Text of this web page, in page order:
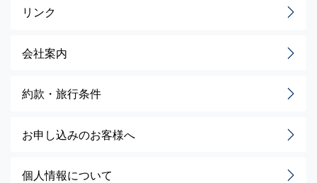
リンク
会社案内
約款・旅行条件
お申し込みのお客様へ
個人情報について